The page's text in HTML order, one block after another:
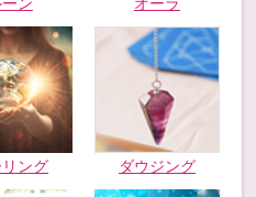
ン オーラ
リング ダウジング